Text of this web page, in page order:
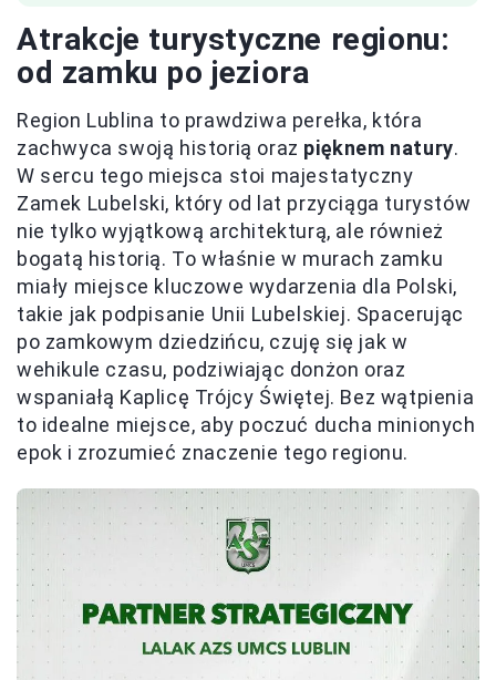
Atrakcje turystyczne regionu:
od zamku po jeziora
Region Lublina to prawdziwa perełka, która
zachwyca swoją historią oraz pięknem natury.
W sercu tego miejsca stoi majestatyczny
Zamek Lubelski, który od lat przyciąga turystów
nie tylko wyjątkową architekturą, ale również
bogatą historią. To właśnie w murach zamku
miały miejsce kluczowe wydarzenia dla Polski,
takie jak podpisanie Unii Lubelskiej. Spacerując
po zamkowym dziedzińcu, czuję się jak w
wehikule czasu, podziwiając donżon oraz
wspaniałą Kaplicę Trójcy Świętej. Bez wątpienia
to idealne miejsce, aby poczuć ducha minionych
epok i zrozumieć znaczenie tego regionu.